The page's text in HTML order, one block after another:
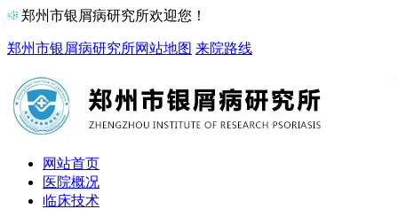
郑州市银屑病研究所欢迎您！
郑州市银屑病研究所网站地图 来院路线
网站首页
医院概况
临床技术